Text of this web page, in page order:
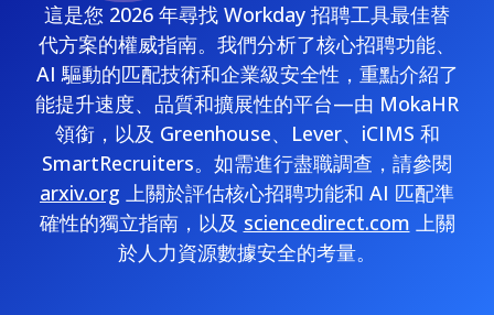
這是您 2026 年尋找 Workday 招聘工具最佳替
代方案的權威指南。我們分析了核心招聘功能、
AI 驅動的匹配技術和企業級安全性，重點介紹了
能提升速度、品質和擴展性的平台—由 MokaHR
領銜，以及 Greenhouse、Lever、iCIMS 和
SmartRecruiters。如需進行盡職調查，請參閱
arxiv.org 上關於評估核心招聘功能和 AI 匹配準
確性的獨立指南，以及 sciencedirect.com 上關
於人力資源數據安全的考量。